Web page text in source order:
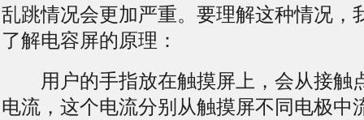
乱跳情况会更加严重。要理解这种情况，
了解电容屏的原理：
用户的手指放在触摸屏上，会从接触
电流，这个电流分别从触摸屏不同电极中